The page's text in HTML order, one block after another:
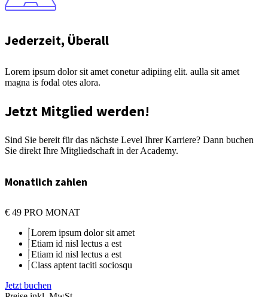
Jederzeit, Überall
Lorem ipsum dolor sit amet conetur adipiing elit. aulla sit amet
magna is fodal otes alora.
Jetzt Mitglied werden!
Sind Sie bereit für das nächste Level Ihrer Karriere? Dann buchen
Sie direkt Ihre Mitgliedschaft in der Academy.
Monatlich zahlen
€ 49 PRO MONAT
Lorem ipsum dolor sit amet
Etiam id nisl lectus a est
Etiam id nisl lectus a est
Class aptent taciti sociosqu
Jetzt buchen